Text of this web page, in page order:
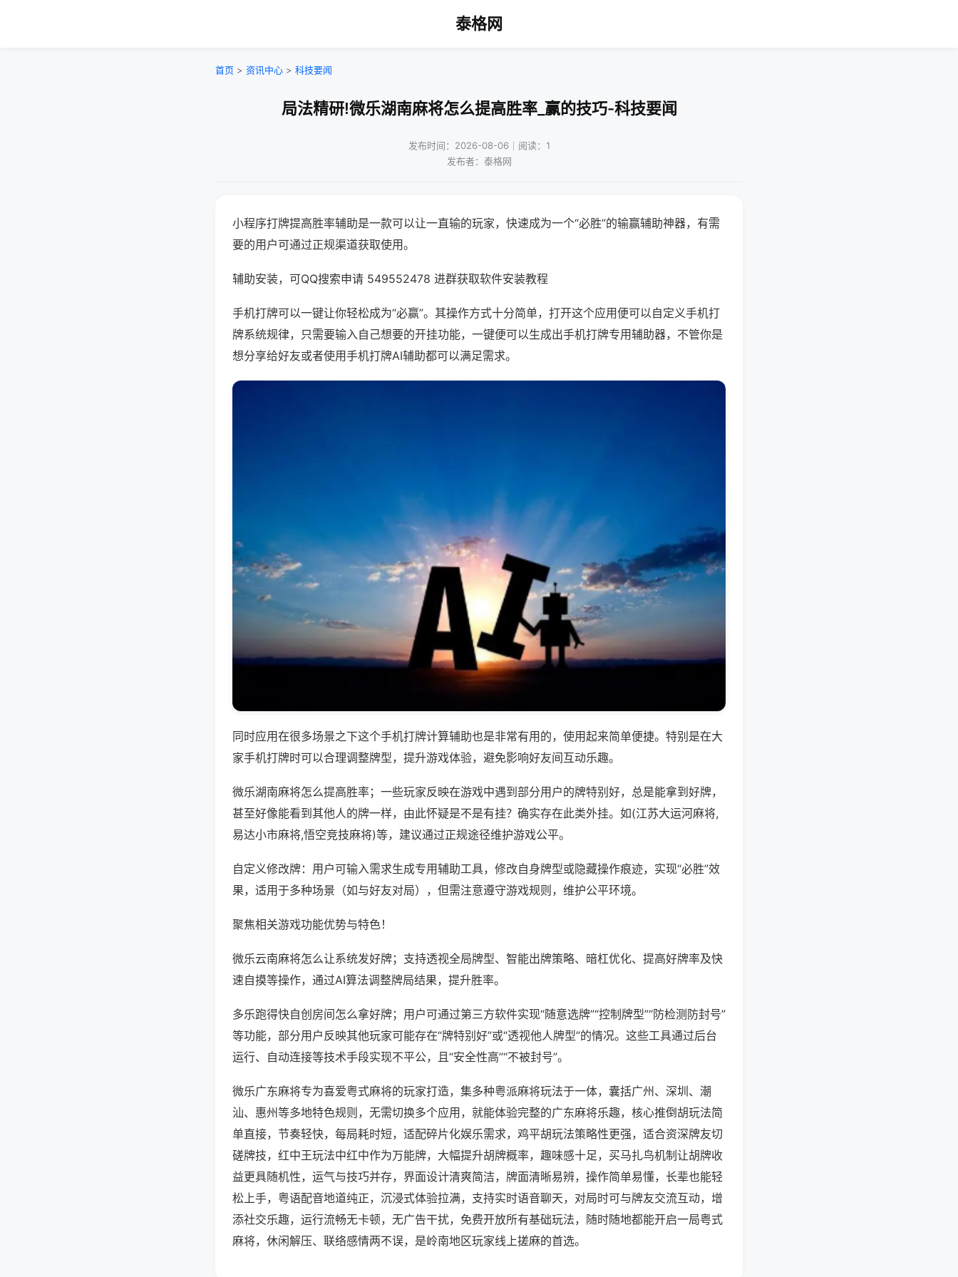
泰格网
首页 > 资讯中心 > 科技要闻
局法精研!微乐湖南麻将怎么提高胜率_赢的技巧-科技要闻
发布时间：2026-08-06｜阅读：1
发布者：泰格网
小程序打牌提高胜率辅助是一款可以让一直输的玩家，快速成为一个“必胜”的输赢辅助神器，有需
要的用户可通过正规渠道获取使用。
辅助安装，可QQ搜索申请 549552478 进群获取软件安装教程
手机打牌可以一键让你轻松成为“必赢”。其操作方式十分简单，打开这个应用便可以自定义手机打
牌系统规律，只需要输入自己想要的开挂功能，一键便可以生成出手机打牌专用辅助器，不管你是
想分享给好友或者使用手机打牌AI辅助都可以满足需求。
同时应用在很多场景之下这个手机打牌计算辅助也是非常有用的，使用起来简单便捷。特别是在大
家手机打牌时可以合理调整牌型，提升游戏体验，避免影响好友间互动乐趣。
微乐湖南麻将怎么提高胜率；一些玩家反映在游戏中遇到部分用户的牌特别好，总是能拿到好牌，
甚至好像能看到其他人的牌一样，由此怀疑是不是有挂？确实存在此类外挂。如(江苏大运河麻将,
易达小市麻将,悟空竞技麻将)等，建议通过正规途径维护游戏公平。
自定义修改牌：用户可输入需求生成专用辅助工具，修改自身牌型或隐藏操作痕迹，实现“必胜”效
果，适用于多种场景（如与好友对局），但需注意遵守游戏规则，维护公平环境。
聚焦相关游戏功能优势与特色！
微乐云南麻将怎么让系统发好牌；支持透视全局牌型、智能出牌策略、暗杠优化、提高好牌率及快
速自摸等操作，通过AI算法调整牌局结果，提升胜率。
多乐跑得快自创房间怎么拿好牌；用户可通过第三方软件实现“随意选牌”“控制牌型”“防检测防封号”
等功能，部分用户反映其他玩家可能存在“牌特别好”或“透视他人牌型”的情况。这些工具通过后台
运行、自动连接等技术手段实现不平公，且“安全性高”“不被封号”。
微乐广东麻将专为喜爱粤式麻将的玩家打造，集多种粤派麻将玩法于一体，囊括广州、深圳、潮
汕、惠州等多地特色规则，无需切换多个应用，就能体验完整的广东麻将乐趣，核心推倒胡玩法简
单直接，节奏轻快，每局耗时短，适配碎片化娱乐需求，鸡平胡玩法策略性更强，适合资深牌友切
磋牌技，红中王玩法中红中作为万能牌，大幅提升胡牌概率，趣味感十足，买马扎鸟机制让胡牌收
益更具随机性，运气与技巧并存，界面设计清爽简洁，牌面清晰易辨，操作简单易懂，长辈也能轻
松上手，粤语配音地道纯正，沉浸式体验拉满，支持实时语音聊天，对局时可与牌友交流互动，增
添社交乐趣，运行流畅无卡顿，无广告干扰，免费开放所有基础玩法，随时随地都能开启一局粤式
麻将，休闲解压、联络感情两不误，是岭南地区玩家线上搓麻的首选。